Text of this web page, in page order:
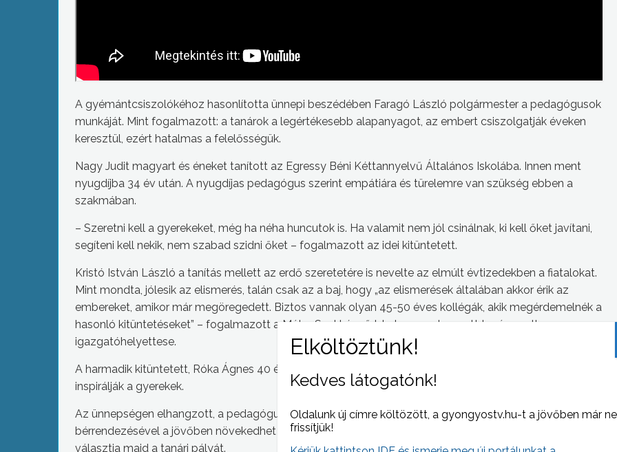
A gyémántcsiszolókéhoz hasonlította ünnepi beszédében Faragó László polgármester a pedagógusok
munkáját. Mint fogalmazott: a tanárok a legértékesebb alapanyagot, az embert csiszolgatják éveken
keresztül, ezért hatalmas a felelősségük.
Nagy Judit magyart és éneket tanított az Egressy Béni Kéttannyelvű Általános Iskolába. Innen ment
nyugdíjba 34 év után. A nyugdíjas pedagógus szerint empátiára és türelemre van szükség ebben a
szakmában.
– Szeretni kell a gyerekeket, még ha néha huncutok is. Ha valamit nem jól csinálnak, ki kell őket javítani,
segíteni kell nekik, nem szabad szidni őket – fogalmazott az idei kitüntetett.
Kristó István László a tanítás mellett az erdő szeretetére is nevelte az elmúlt évtizedekben a fiatalokat.
Mint mondta, jólesik az elismerés, talán csak az a baj, hogy „az elismerések általában akkor érik az
embereket, amikor már megöregedett. Biztos vannak olyan 45-50 éves kollégák, akik megérdemelnék a
hasonló kitüntetéseket” – fogalmazott a Mátra Szakképző Iskola nyugalmazott tanára, volt
igazgatóhelyettese.
A harmadik kitüntetett, Róka Ágnes 40 éve dolgozik pedagógusként. Azt mondja, tanítják, szeretik és
inspirálják a gyerekek.
Az ünnepségen elhangzott, a pedagógus életpályamodell tervezett bevezetésével és a pedagógusok
bérrendezésével a jövőben növekedhet a tanári hivatás presztízse. Így a remények szerint több fiatal
választja majd a tanári pályát.
Kedves látogatónk!
Oldalunk új címre költözött, a gyongyostv.hu-t a jövőben már
frissítjük!